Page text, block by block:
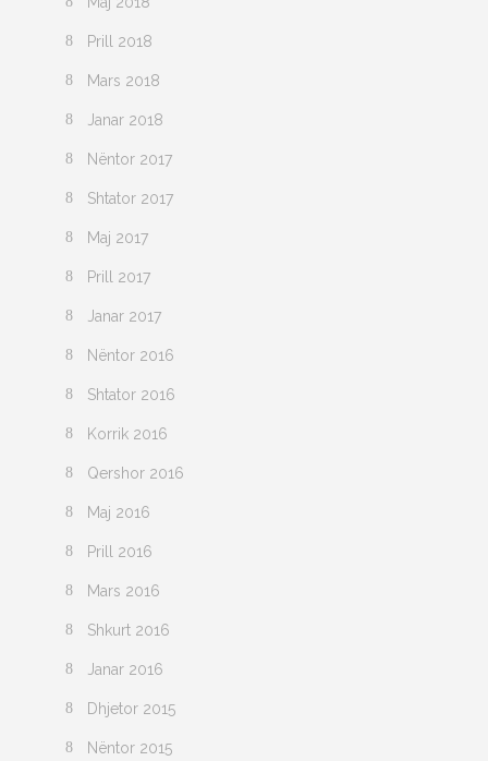
Prill 2018
Mars 2018
Janar 2018
Nëntor 2017
Shtator 2017
Maj 2017
Prill 2017
Janar 2017
Nëntor 2016
Shtator 2016
Korrik 2016
Qershor 2016
Maj 2016
Prill 2016
Mars 2016
Shkurt 2016
Janar 2016
Dhjetor 2015
Nëntor 2015